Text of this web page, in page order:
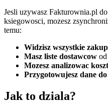
Jesli uzywasz Fakturownia.pl
ksiegowosci, mozesz
temu:
Widzisz wszystkie
Masz liste dostawcow
Mozesz analizowac
Przygotowujesz dane
Jak to dziala?